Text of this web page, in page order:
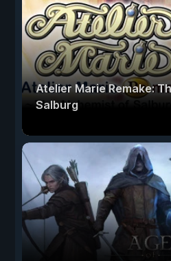
Atelier Marie Remake:
Salburg